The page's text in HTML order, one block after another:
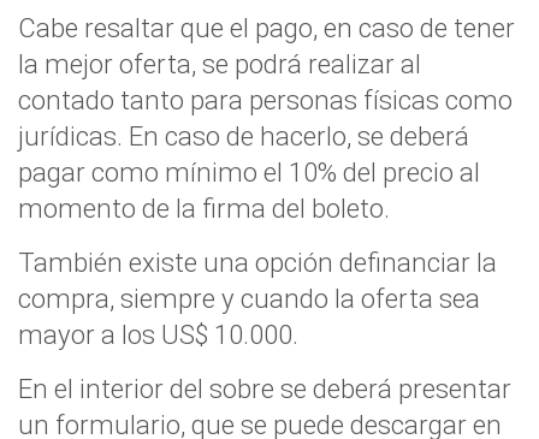
Cabe resaltar que el pago, en caso de tener
la mejor oferta, se podrá realizar al
contado tanto para personas físicas como
jurídicas. En caso de hacerlo, se deberá
pagar como mínimo el 10% del precio al
momento de la firma del boleto.
También existe una opción definanciar la
compra, siempre y cuando la oferta sea
mayor a los US$ 10.000.
En el interior del sobre se deberá presentar
un formulario, que se puede descargar en